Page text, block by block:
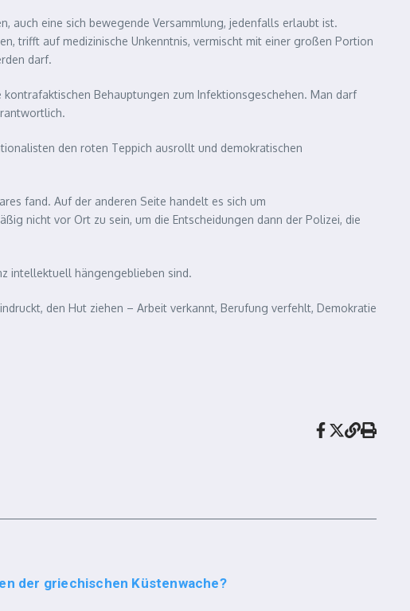
auch eine sich bewegende Versammlung, jedenfalls erlaubt ist.
trifft auf medizinische Unkenntnis, vermischt mit einer großen Portion
darf.
Behauptungen zum Infektionsgeschehen. Man darf
den roten Teppich ausrollt und demokratischen
fand. Auf der anderen Seite handelt es sich um
nicht vor Ort zu sein, um die Entscheidungen dann der Polizei, die
intellektuell hängengeblieben sind.
den Hut ziehen – Arbeit verkannt, Berufung verfehlt, Demokratie
der griechischen Küstenwache?